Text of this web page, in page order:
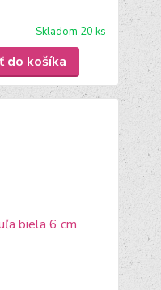
Skladom 20 ks
do košíka